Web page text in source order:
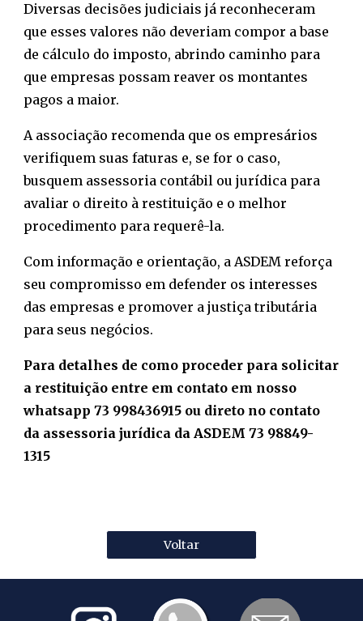
Diversas decisões judiciais já reconheceram
que esses valores não deveriam compor a base
de cálculo do imposto, abrindo caminho para
que empresas possamreaver os montantes
pagos a maior.
A associação recomenda que os empresários
verifiquem suas faturas e, se for o caso,
busquem assessoria contábil ou jurídica para
avaliar o direito à restituição e o melhor
procedimento para requerê-la.
Com informação e orientação, a ASDEM reforça
seu compromisso em defender os interesses
das empresas e promover a justiça tributária
para seus negócios.
Para detalhes de como proceder para solicitar
a restituição entre em contato em nosso
whatsapp 73 998436915 ou direto no contato
da assessoria jurídica da ASDEM 73 98849-
1315
Voltar